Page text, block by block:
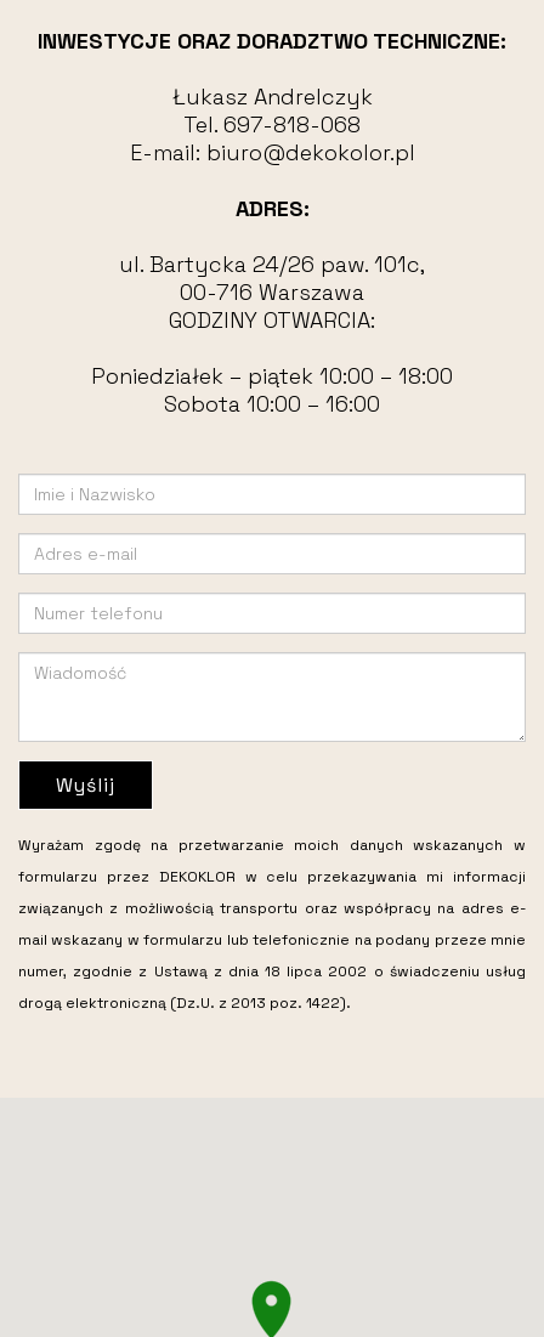
INWESTYCJE ORAZ DORADZTWO TECHNICZNE:
Łukasz Andrelczyk
Tel. 697-818-068
E-mail: biuro@dekokolor.pl
ADRES:
ul. Bartycka 24/26 paw. 101c,
00-716 Warszawa
GODZINY OTWARCIA:
Poniedziałek – piątek 10:00 – 18:00
Sobota 10:00 – 16:00
Wyślij
Wyrażam zgodę na przetwarzanie moich danych wskazanych w
formularzu przez DEKOKLOR w celu przekazywania mi informacji
związanych z możliwością transportu oraz współpracy na adres e-
mail wskazany w formularzu lub telefonicznie na podany przeze mnie
numer, zgodnie z Ustawą z dnia 18 lipca 2002 o świadczeniu usług
drogą elektroniczną (Dz.U. z 2013 poz. 1422).